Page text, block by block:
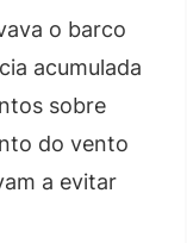
o barco
acumulada
sobre
do vento
a evitar